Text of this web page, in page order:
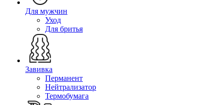
Для мужчин
Уход
Для бритья
Завивка
Перманент
Нейтрализатор
Термобумага